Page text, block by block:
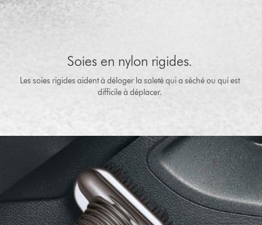
Soies en nylon rigides.
Les soies rigides aident à déloger la saleté qui a séché ou qui est
difficile à déplacer.